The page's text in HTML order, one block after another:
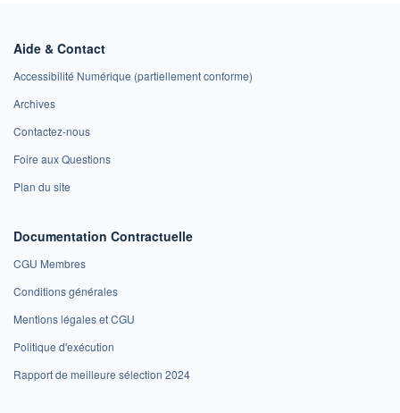
Aide & Contact
Accessibilité Numérique (partiellement conforme)
Archives
Contactez-nous
Foire aux Questions
Plan du site
Documentation Contractuelle
CGU Membres
Conditions générales
Mentions légales et CGU
Politique d'exécution
Rapport de meilleure sélection 2024